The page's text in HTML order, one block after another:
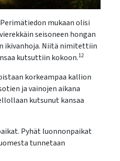
mukaan olisi
seisoneen hongan
ikivanhoja. Niitä nimitettiin
kutsuttiin kokoon.12
korkeampaa kallion
ja vainojen aikana
kutsunut kansaa
Pyhät luonnonpaikat
tunnetaan